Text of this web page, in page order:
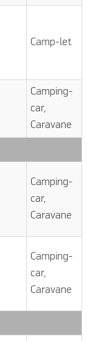
Camp-let
Camping-
car,
Caravane
Camping-
car,
Caravane
Camping-
car,
Caravane